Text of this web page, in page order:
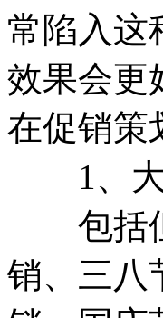
常陷入这
效果会更
在促销策
1、大
包括但
销、三八